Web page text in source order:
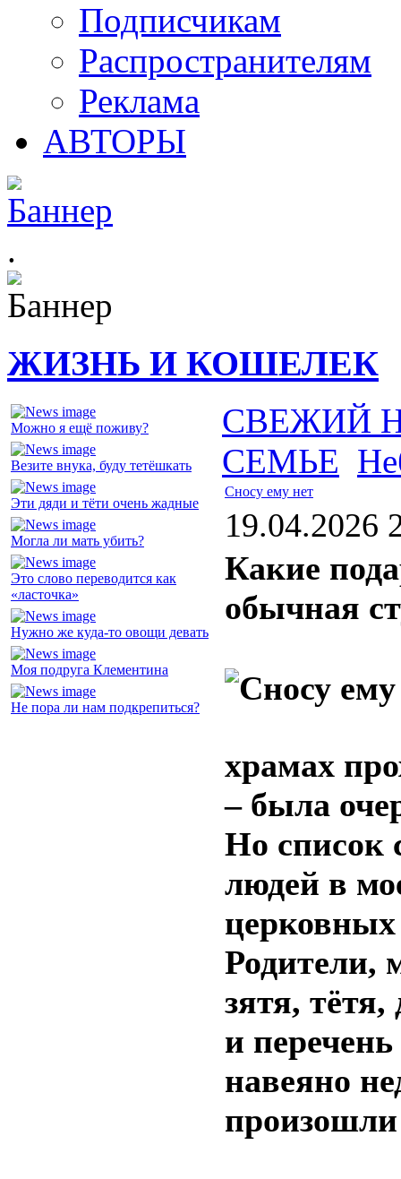
Подписчикам
Распространителям
Реклама
АВТОРЫ
.
ЖИЗНЬ И КОШЕЛЕК
Можно я ещё поживу?
Везите внука, буду тетёшкать
Эти дяди и тёти очень жадные
Могла ли мать убить?
Это слово переводится как
«ласточка»
Нужно же куда-то овощи девать
Моя подруга Клементина
Не пора ли нам подкрепиться?
СВЕЖИЙ
СЕМЬЕ
Сносу ему нет
19.04.2026
Какие
обычная
храмах
– была
Но список
людей в
Родители,
зятя,
и
навеяно